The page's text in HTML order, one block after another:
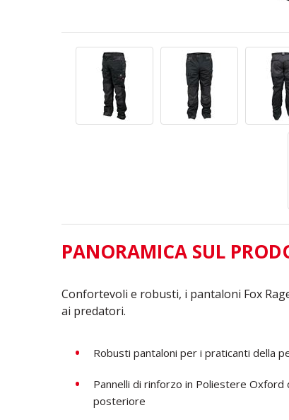
PANORAMICA SUL
Confortevoli e robusti, i pantaloni Fox
ai predatori.
Robusti pantaloni per i praticanti della
Pannelli di rinforzo in Poliestere Oxford
posteriore